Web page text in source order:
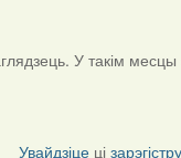
У такім месцы
Увайдзіце ці